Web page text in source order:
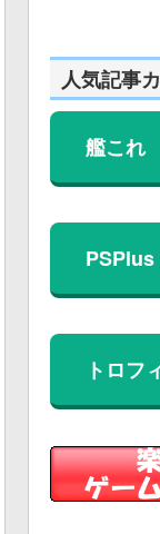
人気記事
艦これ
PSPlus
トロフ